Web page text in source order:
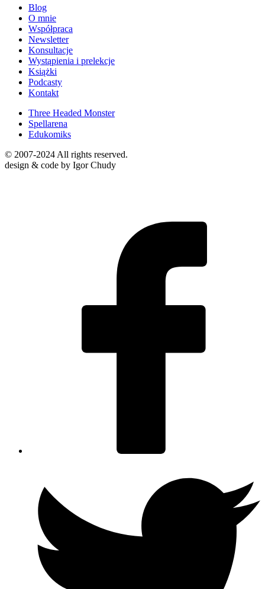
Blog
O mnie
Współpraca
Newsletter
Konsultacje
Wystąpienia i prelekcje
Książki
Podcasty
Kontakt
Three Headed Monster
Spellarena
Edukomiks
© 2007-2024 All rights reserved.
design & code by Igor Chudy